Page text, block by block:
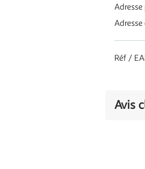
Réf /
Avis